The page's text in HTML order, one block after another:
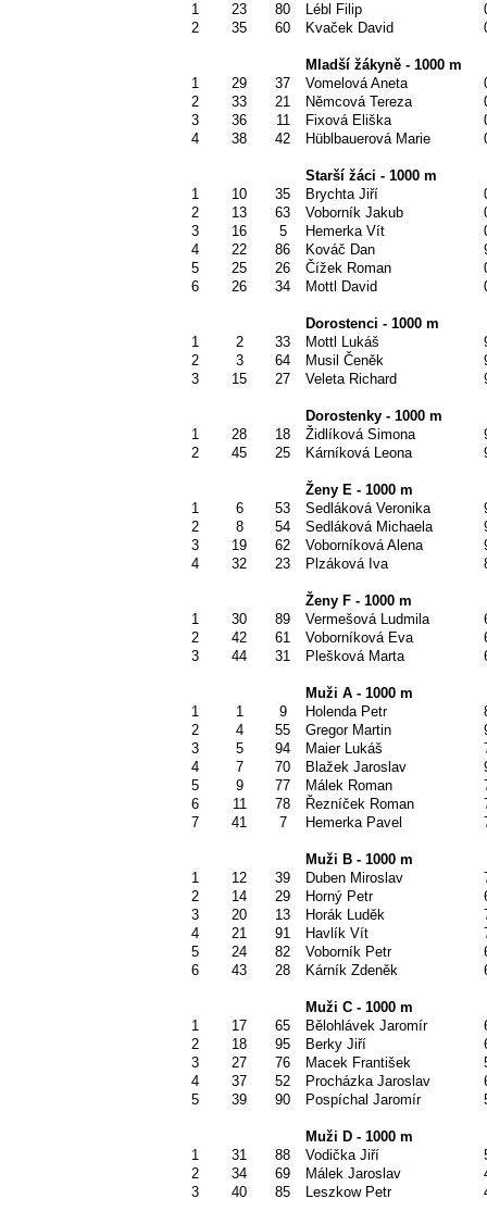
1
23 80 Lébl Filip
2
35 60 Kvaček David
Mladší žákyně - 1000 m
1
29 37 Vomelová Aneta
2
33 21 Němcová Tereza
3
36 11 Fixová Eliška
4
38 42 Hüblbauerová Marie
Starší žáci - 1000 m
1
10 35 Brychta Jiří
2
13 63 Voborník Jakub
3
16 5 Hemerka Vít
4
22 86 Kováč Dan
5
25 26 Čížek Roman
6
26 34 Mottl David
Dorostenci - 1000 m
1
2 33 Mottl Lukáš
2
3 64 Musil Čeněk
3
15 27 Veleta Richard
Dorostenky - 1000 m
1
28 18 Židlíková Simona
2
45 25 Kárníková Leona
Ženy E - 1000 m
1
6 53 Sedláková Veronika
2
8 54 Sedláková Michaela
3
19 62 Voborníková Alena
4
32 23 Plzáková Iva
Ženy F - 1000 m
1
30 89 Vermešová Ludmila
2
42 61 Voborníková Eva
3
44 31 Plešková Marta
Muži A - 1000 m
1
1 9 Holenda Petr
2
4 55 Gregor Martin
3
5 94 Maier Lukáš
4
7 70 Blažek Jaroslav
5
9 77 Málek Roman
6
11 78 Řezníček Roman
7
41 7 Hemerka Pavel
Muži B - 1000 m
1
12 39 Duben Miroslav
2
14 29 Horný Petr
3
20 13 Horák Luděk
4
21 91 Havlík Vít
5
24 82 Voborník Petr
6
43 28 Kárník Zdeněk
Muži C - 1000 m
1
17 65 Bělohlávek Jaromír
2
18 95 Berky Jiří
3
27 76 Macek František
4
37 52 Procházka Jaroslav
5
39 90 Pospíchal Jaromír
Muži D - 1000 m
1
31 88 Vodička Jiří
2
34 69 Málek Jaroslav
3
40 85 Leszkow Petr